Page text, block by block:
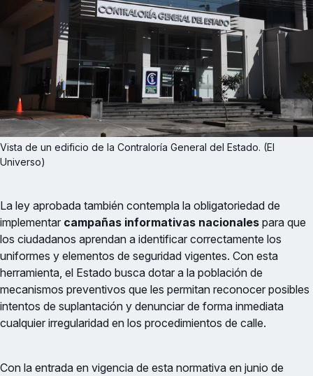
Vista de un edificio de la Contraloría General del Estado. (El
Universo)
La ley aprobada también contempla la obligatoriedad de
implementar campañas informativas nacionales para que
los ciudadanos aprendan a identificar correctamente los
uniformes y elementos de seguridad vigentes. Con esta
herramienta, el Estado busca dotar a la población de
mecanismos preventivos que les permitan reconocer posibles
intentos de suplantación y denunciar de forma inmediata
cualquier irregularidad en los procedimientos de calle.
Con la entrada en vigencia de esta normativa en junio de